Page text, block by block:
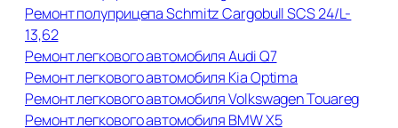
Ремонт полуприцепа Schmitz Cargobull SCS 24/L-
13,62
Ремонт легкового автомобиля Audi Q7
Ремонт легкового автомобиля Kia Optima
Ремонт легкового автомобиля Volkswagen Touareg
Ремонт легкового автомобиля BMW X5